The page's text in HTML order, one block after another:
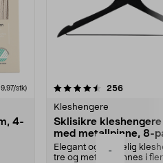
-
stk)
4-
256
Kleshengere
Sklisikre
med metallpinne, 8-
Elegant og skikkelig
tre og metall – finnes i
4.5av 5 stjerner